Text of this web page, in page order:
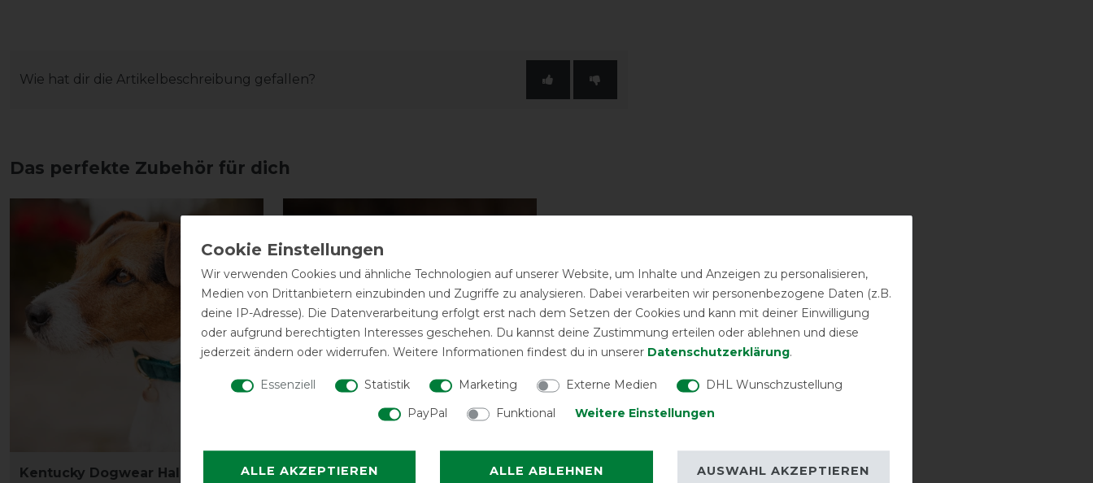
Wie hat dir die Artikelbeschreibung gefallen?
Das perfekte Zubehör für dich
Kentucky Dogwear Halsband
Kentucky Dogwear Halsband
Wir verwenden Cookies und ähnliche Technologien auf unserer Website, um Inhalte und Anzeigen zu personalisieren,
Medien von Drittanbietern einzubinden und Zugriffe zu analysieren. Dabei verarbeiten wir personenbezogene Daten (z.B.
deine IP-Adresse). Die Datenverarbeitung erfolgt erst nach dem Setzen der Cookies und kann mit deiner Einwilligung
oder aufgrund berechtigten Interesses geschehen. Du kannst deine Zustimmung erteilen oder ablehnen und diese
jederzeit ändern oder widerrufen. Weitere Informationen findest du in unserer Daten­schutz­erklärung.
Essenziell Statistik Marketing Externe Medien
DHL Wunschzustellung
PayPal
Funktional Weitere Einstellungen
ALLE AKZEPTIEREN ALLE ABLEHNEN AUSWAHL AKZEPTIEREN